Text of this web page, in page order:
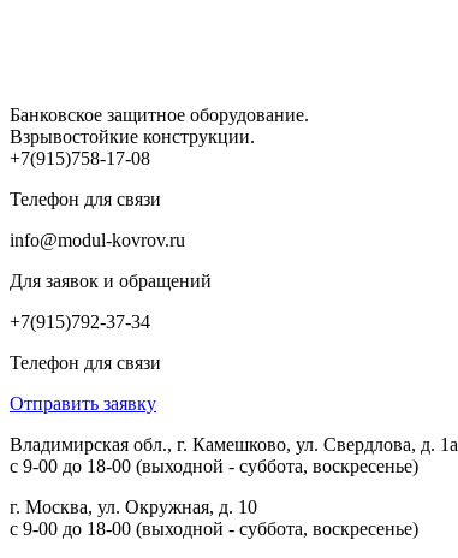
Банковское защитное оборудование.
Взрывостойкие конструкции.
+7(915)758-17-08
Телефон для связи
info@modul-kovrov.ru
Для заявок и обращений
+7(915)792-37-34
Телефон для связи
Отправить заявку
Владимирская обл., г. Камешково, ул. Свердлова, д. 1а
с 9-00 до 18-00 (выходной - суббота, воскресенье)
г. Москва, ул. Окружная, д. 10
с 9-00 до 18-00 (выходной - суббота, воскресенье)